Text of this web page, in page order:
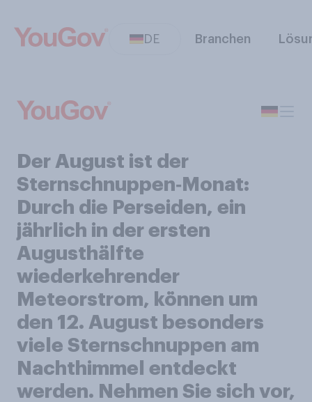
DE Branchen
Der August ist der
Sternschnuppen‑Monat:
Durch die Perseiden, ein
jährlich in der ersten
Augusthälfte
wiederkehrender
Meteorstrom, können um
den 12. August besonders
viele Sternschnuppen am
Nachthimmel entdeckt
werden. Nehmen Sie sich vor,